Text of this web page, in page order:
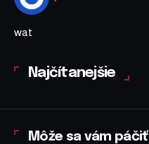
wat
Najčítanejšie
Môže sa vám páčiť